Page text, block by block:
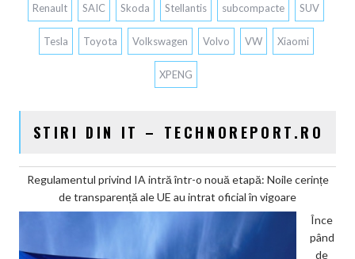
Renault SAIC Skoda Stellantis subcompacte SUV
Tesla Toyota Volkswagen Volvo VW Xiaomi
XPENG
STIRI DIN IT – TECHNOREPORT.RO
Regulamentul privind IA intră într-o nouă etapă: Noile cerințe
de transparență ale UE au intrat oficial în vigoare
Înce
pând
de